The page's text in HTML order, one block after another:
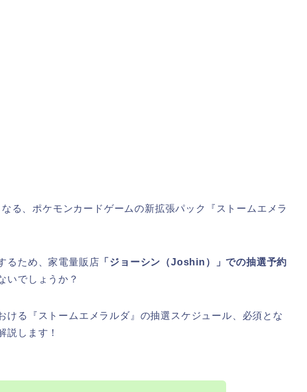
る、ポケモンカードゲームの新拡張パック『ストームエメラ
るため、家電量販店 「ジョーシン（Joshin）」での抽選予約
いでしょうか？
ける『ストームエメラルダ』の抽選スケジュール、必須とな
説します！